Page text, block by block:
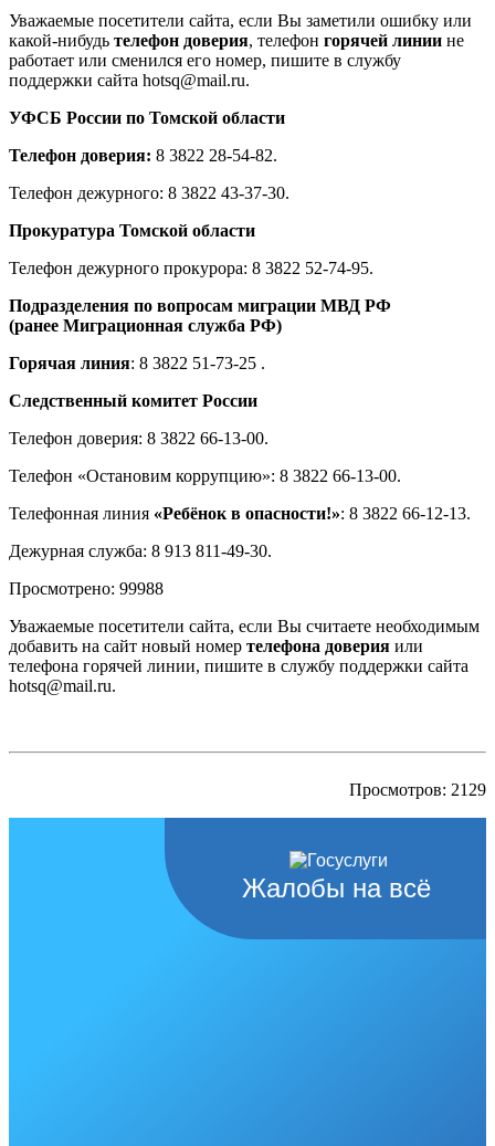
Уважаемые посетители сайта, если Вы заметили ошибку или
какой-нибудь телефон доверия, телефон горячей линии не
работает или сменился его номер, пишите в службу
поддержки сайта hotsq@mail.ru.
УФСБ России по Томской области
Телефон доверия: 8 3822 28-54-82.
Телефон дежурного: 8 3822 43-37-30.
Прокуратура Томской области
Телефон дежурного прокурора: 8 3822 52-74-95.
Подразделения по вопросам миграции МВД РФ
(ранее Миграционная служба РФ)
Горячая линия: 8 3822 51-73-25 .
Следственный комитет России
Телефон доверия: 8 3822 66-13-00.
Телефон «Остановим коррупцию»: 8 3822 66-13-00.
Телефонная линия «Ребёнок в опасности!»: 8 3822 66-12-13.
Дежурная служба: 8 913 811-49-30.
Просмотрено: 99988
Уважаемые посетители сайта, если Вы считаете необходимым
добавить на сайт новый номер телефона доверия или
телефона горячей линии, пишите в службу поддержки сайта
hotsq@mail.ru.
Просмотров: 2129
Жалобы на всё